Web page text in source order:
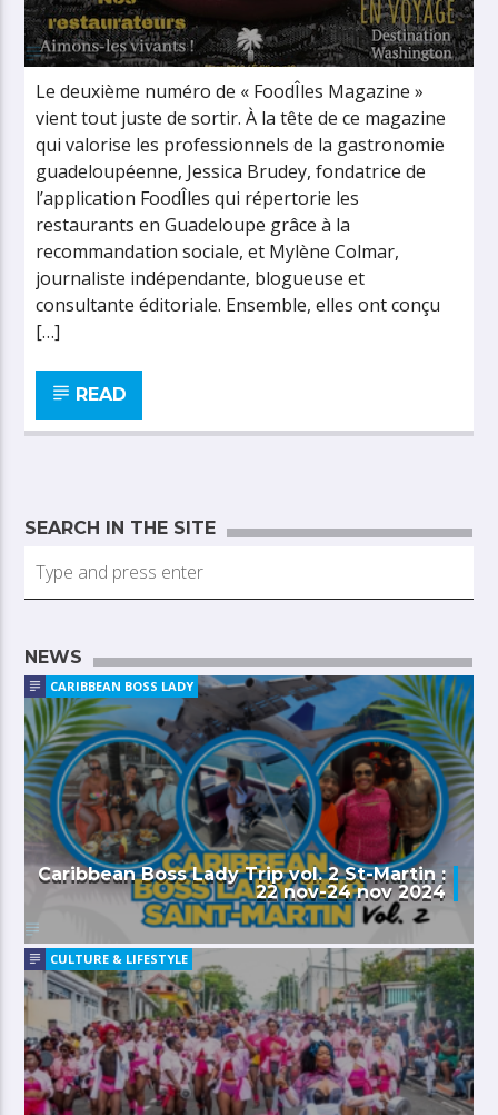
Le deuxième numéro de « FoodÎles Magazine »
vient tout juste de sortir. À la tête de ce magazine
qui valorise les professionnels de la gastronomie
guadeloupéenne, Jessica Brudey, fondatrice de
l’application FoodÎles qui répertorie les
restaurants en Guadeloupe grâce à la
recommandation sociale, et Mylène Colmar,
journaliste indépendante, blogueuse et
consultante éditoriale. Ensemble, elles ont conçu
[…]
READ
SEARCH IN THE SITE
NEWS
CARIBBEAN BOSS LADY
Caribbean Boss Lady Trip vol. 2 St-Martin :
22 nov-24 nov 2024
CULTURE & LIFESTYLE